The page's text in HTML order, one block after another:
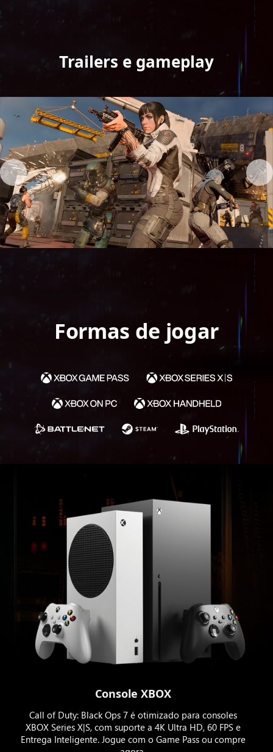
Trailers e gameplay
Formas de jogar
Console XBOX
Call of Duty: Black Ops 7 é otimizado para consoles
XBOX Series X|S, com suporte a 4K Ultra HD, 60 FPS e
Entrega Inteligente. Jogue com o Game Pass ou compre